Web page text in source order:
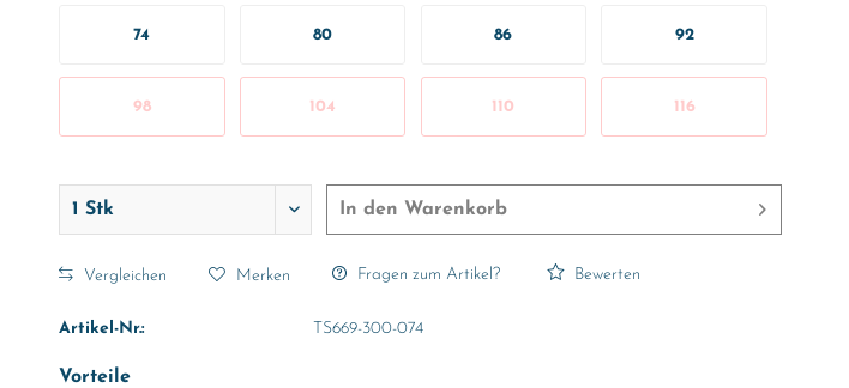
74 80 86 92
98 104 110 116
In den Warenkorb
Vergleichen Merken Fragen zum Artikel? Bewerten
Artikel-Nr.: TS669-300-074
Vorteile